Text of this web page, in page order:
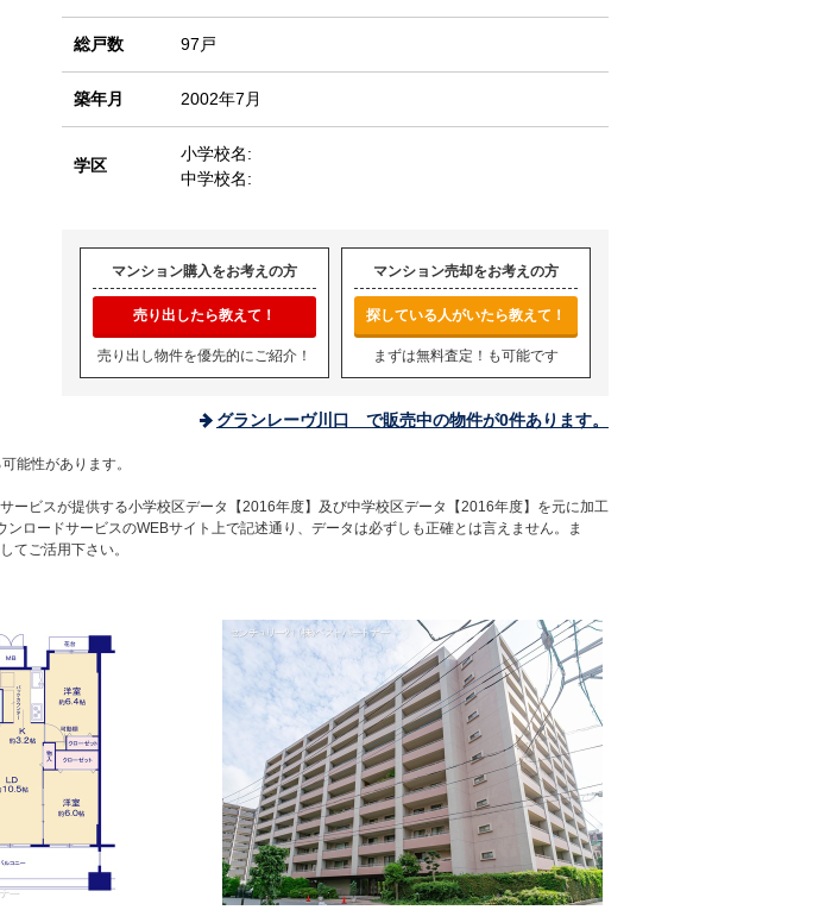
総戸数 97戸
築年月 2002年7月
学区
小学校名:
中学校名:
マンション購入をお考えの方
売り出したら教えて！
売り出し物件を優先的にご紹介！
マンション売却をお考えの方
探している人がいたら教えて！
まずは無料査定！も可能です
グランレーヴ川口 で販売中の物件が0件あります。
能性があります。
ビスが提供する小学校区データ【2016年度】及び中学校区データ【2016年度】を元に加工
ロードサービスのWEBサイト上で記述通り、データは必ずしも正確とは言えません。ま
てご活用下さい。